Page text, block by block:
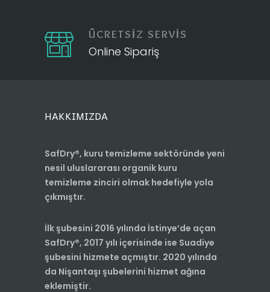
ÜCRETSİZ SERVİS
Online Sipariş
HAKKIMIZDA
SafDry®, kuru temizleme sektöründe yeni
nesil uluslararası organik kuru
temizleme zinciri olmak hedefiyle yola
çıkmıştır.
İlk şubesini 2016 yılında İstinye’de açan
SafDry®, 2017 yılı içerisinde ise Suadiye
şubesini hizmete açmıştır. 2020 yılında
da Nişantaşı şubelerini hizmet ağına
eklemiştir.